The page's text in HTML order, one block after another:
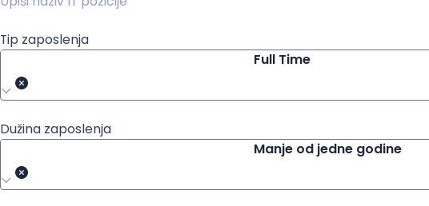
Tip zaposlenja
Full Time
Dužina zaposlenja
Manje od jedne godine